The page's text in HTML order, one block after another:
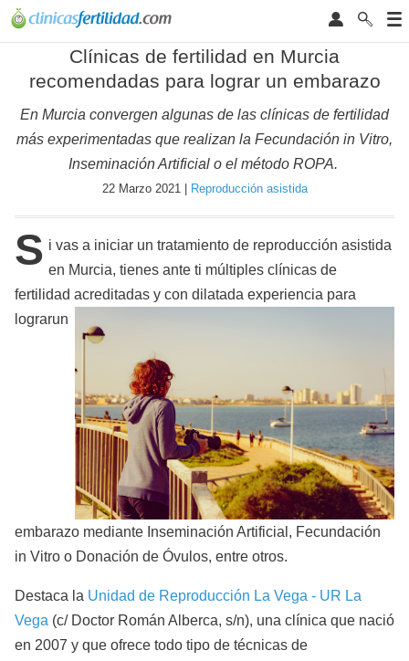
Clínicas de fertilidad en Murcia
recomendadas para lograr un embarazo
En Murcia convergen algunas de las clínicas de fertilidad
más experimentadas que realizan la Fecundación in Vitro,
Inseminación Artificial o el método ROPA.
22 Marzo 2021 | Reproducción asistida
S i vas a iniciar un tratamiento de reproducción asistida
en Murcia, tienes ante ti múltiples clínicas de
fertilidad acreditadas y con dilatada experiencia para
lograrun
embarazo mediante Inseminación Artificial, Fecundación
in Vitro o Donación de Óvulos, entre otros.
Destaca la Unidad de Reproducción La Vega - UR La
Vega (c/ Doctor Román Alberca, s/n), una clínica que nació
en 2007 y que ofrece todo tipo de técnicas de